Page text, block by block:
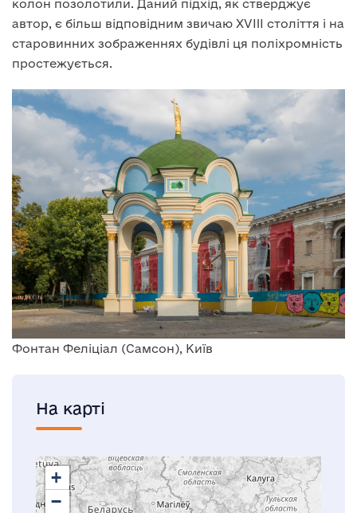
колон позолотили. Даний підхід, як стверджує
автор, є більш відповідним звичаю XVIII століття і на
старовинних зображеннях будівлі ця поліхромність
простежується.
Фонтан Феліціал (Самсон), Київ
На карті
+
−